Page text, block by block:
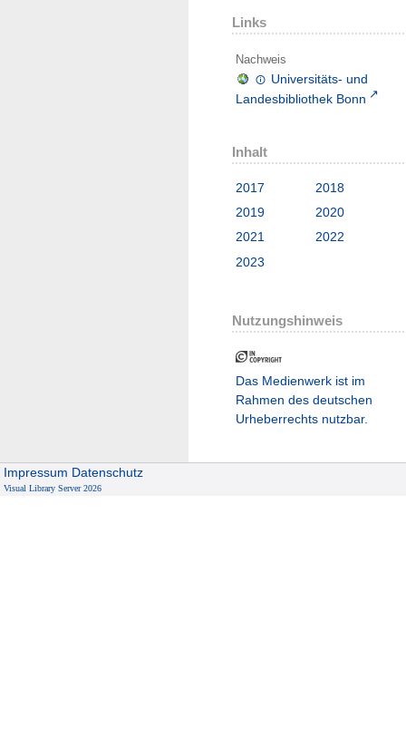
Links
Nachweis
Universitäts- und
Landesbibliothek Bonn
Inhalt
2017
2018
2019
2020
2021
2022
2023
Nutzungshinweis
Das Medienwerk ist im
Rahmen des deutschen
Urheberrechts nutzbar.
Impressum Datenschutz
Visual Library Server 2026